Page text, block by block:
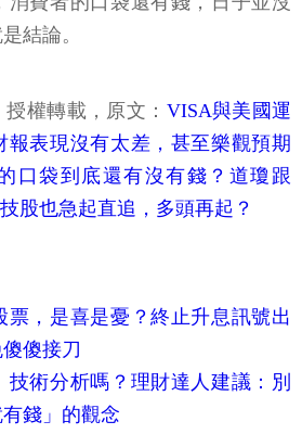
結論。
授權轉載，原文： VISA與美國運
報表現沒有太差，甚至樂觀預期
口袋到底還有沒有錢？道瓊跟
股也急起直追，多頭再起？
票，是喜是憂？終止升息訊號出
傻接刀
術分析嗎？理財達人建議：別
錢」的觀念